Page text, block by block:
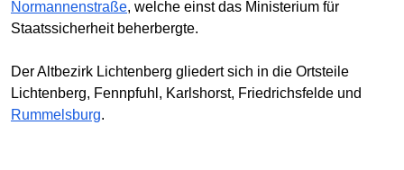
Normannenstraße, welche einst das Ministerium für
Staatssicherheit beherbergte.
Der Altbezirk Lichtenberg gliedert sich in die Ortsteile
Lichtenberg, Fennpfuhl, Karlshorst, Friedrichsfelde und
Rummelsburg.